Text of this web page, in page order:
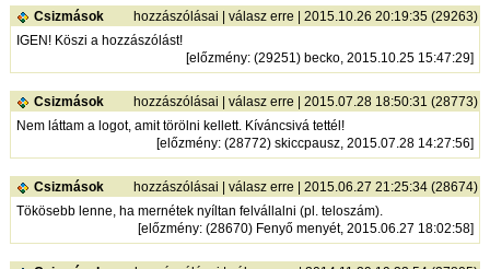
Csizmások hozzászólásai |válasz erre | 2015.10.26 20:19:35 (29263)
IGEN! Köszi a hozzászólást!
[előzmény: (29251) becko, 2015.10.25 15:47:29]
Csizmások hozzászólásai |válasz erre | 2015.07.28 18:50:31 (28773)
Nem láttam a logot, amit törölni kellett. Kíváncsivá tettél!
[előzmény: (28772) skiccpausz, 2015.07.28 14:27:56]
Csizmások hozzászólásai |válasz erre | 2015.06.27 21:25:34 (28674)
Tökösebb lenne, ha mernétek nyíltan felvállalni (pl. teloszám).
[előzmény: (28670) Fenyő menyét, 2015.06.27 18:02:58]